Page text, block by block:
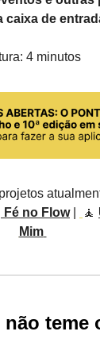
caixa de
4 minutos
Fé no Flow 🧘
Mim
teme